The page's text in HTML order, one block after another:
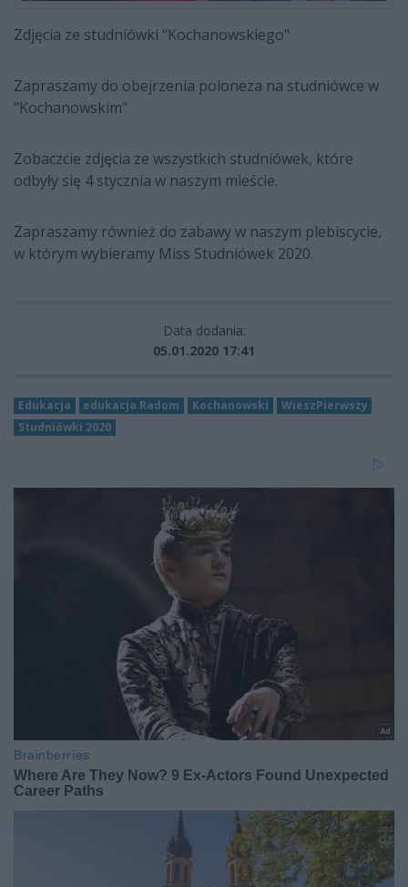
Zdjęcia ze studniówki "Kochanowskiego"
Zapraszamy do obejrzenia poloneza na studniówce w
"Kochanowskim"
Zobaczcie zdjęcia ze wszystkich studniówek, które
odbyły się 4 stycznia w naszym mieście.
Zapraszamy również do zabawy w naszym plebiscycie,
w którym wybieramy Miss Studniówek 2020.
Data dodania:
05.01.2020 17:41
Edukacja edukacja Radom Kochanowski
WieszPierwszy
Studniówki 2020